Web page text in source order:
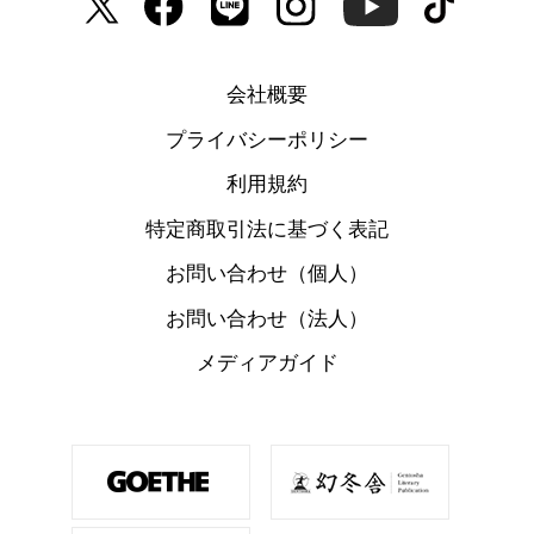
会社概要
プライバシーポリシー
利用規約
特定商取引法に基づく表記
お問い合わせ（個人）
お問い合わせ（法人）
メディアガイド